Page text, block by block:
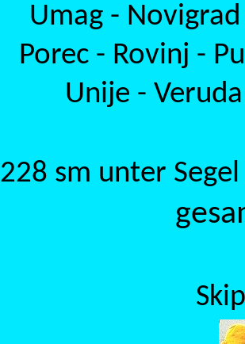
Umag -
Porec - Rovinj -
Unije -
228 sm unter